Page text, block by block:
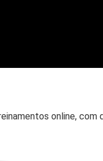
online, com